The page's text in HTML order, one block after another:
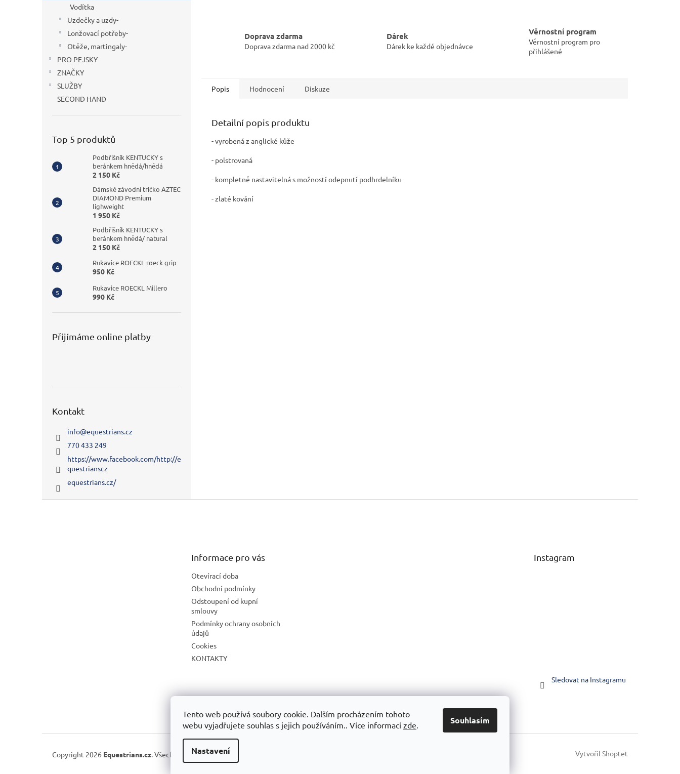
Tento web používá soubory cookie. Dalším procházením tohoto
webu vyjadřujete souhlas s jejich používáním.. Více informací zde.
Nastavení
Souhlasím
Vodítka
Uzdečky a uzdy-
Lonžovací potřeby-
Otěže, martingaly-
PRO PEJSKY
ZNAČKY
SLUŽBY
SECOND HAND
Top 5 produktů
Podbřišník KENTUCKY s
beránkem hnědá/hnědá
2 150 Kč
Dámské závodní tričko AZTEC
DIAMOND Premium
lighweight
1 950 Kč
Podbřišník KENTUCKY s
beránkem hnědá/ natural
2 150 Kč
Rukavice ROECKL roeck grip
950 Kč
Rukavice ROECKL Millero
990 Kč
Přijímáme online platby
Kontakt
info@equestrians.cz
770 433 249
https://www.facebook.com/http://e
questrianscz
equestrians.cz/
Doprava zdarma
Doprava zdarma nad 2000 kč
Dárek
Dárek ke každé objednávce
Věrnostní program
Věrnostní program pro
přihlášené
Popis Hodnocení Diskuze
Detailní popis produktu
- vyrobená z anglické kůže
- polstrovaná
- kompletně nastavitelná s možností odepnutí podhrdelníku
- zlaté kování
Informace pro vás
Otevírací doba
Obchodní podmínky
Odstoupení od kupní
smlouvy
Podmínky ochrany osobních
údajů
Cookies
KONTAKTY
Instagram
Sledovat na Instagramu
Vytvořil Shoptet
Copyright 2026 Equestrians.cz. Všechna práva vyhrazena.